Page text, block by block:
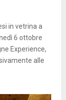
in vetrina a
6 ottobre
Experience,
alle